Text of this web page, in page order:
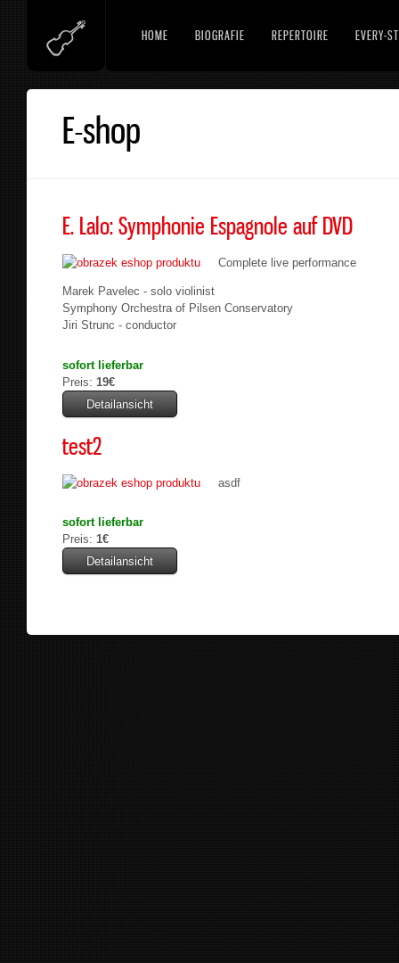
HOME BIOGRAFIE REPERTOIRE EVERY-
E-shop
E. Lalo: Symphonie Espagnole auf DVD
Complete live performance
Marek Pavelec - solo violinist
Symphony Orchestra of Pilsen Conservatory
Jiri Strunc - conductor
sofort lieferbar
Preis: 19€
Detailansicht
test2
asdf
sofort lieferbar
Preis: 1€
Detailansicht